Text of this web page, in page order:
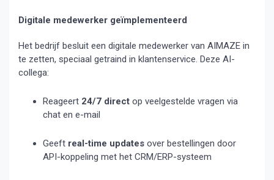
Digitale medewerker geïmplementeerd
Het bedrijf besluit een digitale medewerker van AIMAZE in
te zetten, speciaal getraind in klantenservice. Deze AI-
collega:
Reageert 24/7 direct op veelgestelde vragen via
chat en e-mail
Geeft real-time updates over bestellingen door
API-koppeling met het CRM/ERP-systeem